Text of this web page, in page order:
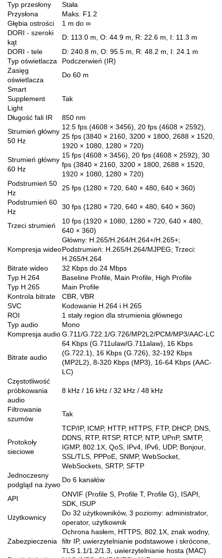
Typ przesłony
Stała
Przysłona
Maks. F1.2
Głębia ostrości
1 m do ∞
DORI - szeroki
kąt
D: 113.0 m, O: 44.9 m, R: 22.6 m, I: 11.3 m
DORI - tele
D: 240.8 m, O: 95.5 m, R: 48.2 m, I: 24.1 m
Typ oświetlacza
Podczerwień (IR)
Zasięg
oświetlacza
Do 60 m
Smart
Supplement
Light
Tak
Długość fali IR
850 nm
Strumień główny
50 Hz
12.5 fps (4608 × 3456), 20 fps (4608 × 2592),
25 fps (3840 × 2160, 3200 × 1800, 2688 × 1520,
1920 × 1080, 1280 × 720)
Strumień główny
60 Hz
15 fps (4608 × 3456), 20 fps (4608 × 2592), 30
fps (3840 × 2160, 3200 × 1800, 2688 × 1520,
1920 × 1080, 1280 × 720)
Podstrumień 50
Hz
25 fps (1280 × 720, 640 × 480, 640 × 360)
Podstrumień 60
Hz
30 fps (1280 × 720, 640 × 480, 640 × 360)
Trzeci strumień
10 fps (1920 × 1080, 1280 × 720, 640 × 480,
640 × 360)
Kompresja wideo
Główny: H.265/H.264/H.264+/H.265+;
Podstrumień: H.265/H.264/MJPEG; Trzeci:
H.265/H.264
Bitrate wideo
32 Kbps do 24 Mbps
Typ H.264
Baseline Profile, Main Profile, High Profile
Typ H.265
Main Profile
Kontrola bitrate
CBR, VBR
SVC
Kodowanie H.264 i H.265
ROI
1 stały region dla strumienia głównego
Typ audio
Mono
Kompresja audioG.711/G.722.1/G.726/MP2L2/PCM/MP3/AAC-LC
Bitrate audio
64 Kbps (G.711ulaw/G.711alaw), 16 Kbps
(G.722.1), 16 Kbps (G.726), 32-192 Kbps
(MP2L2), 8-320 Kbps (MP3), 16-64 Kbps (AAC-
LC)
Częstotliwość
próbkowania
audio
8 kHz / 16 kHz / 32 kHz / 48 kHz
Filtrowanie
szumów
Tak
Protokoły
sieciowe
TCP/IP, ICMP, HTTP, HTTPS, FTP, DHCP, DNS,
DDNS, RTP, RTSP, RTCP, NTP, UPnP, SMTP,
IGMP, 802.1X, QoS, IPv4, IPv6, UDP, Bonjour,
SSL/TLS, PPPoE, SNMP, WebSocket,
WebSockets, SRTP, SFTP
Jednoczesny
podgląd na żywo
Do 6 kanałów
API
ONVIF (Profile S, Profile T, Profile G), ISAPI,
SDK, ISUP
Użytkownicy
Do 32 użytkowników, 3 poziomy: administrator,
operator, użytkownik
Zabezpieczenia
Ochrona hasłem, HTTPS, 802.1X, znak wodny,
filtr IP, uwierzytelnianie podstawowe i skrócone,
TLS 1.1/1.2/1.3, uwierzytelnianie hosta (MAC)